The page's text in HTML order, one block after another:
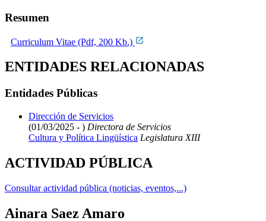
Resumen
Curriculum Vitae (Pdf, 200 Kb.)
ENTIDADES RELACIONADAS
Entidades Públicas
Dirección de Servicios
(01/03/2025 - ) Directora de Servicios
Cultura y Política Lingüística Legislatura XIII
ACTIVIDAD PÚBLICA
Consultar actividad pública (noticias, eventos,...)
Ainara Saez Amaro